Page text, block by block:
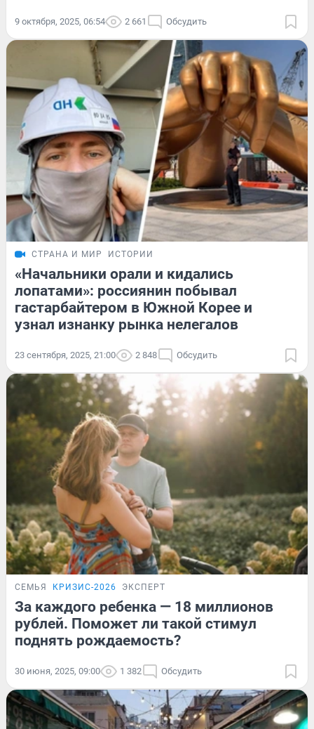
9 октября, 2025, 06:54 2 661 Обсудить
СТРАНА И МИР ИСТОРИИ
«Начальники орали и кидались
лопатами»: россиянин побывал
гастарбайтером в Южной Корее и
узнал изнанку рынка нелегалов
23 сентября, 2025, 21:00 2 848 Обсудить
СЕМЬЯ КРИЗИС-2026 ЭКСПЕРТ
За каждого ребенка — 18 миллионов
рублей. Поможет ли такой стимул
поднять рождаемость?
30 июня, 2025, 09:00 1 382 Обсудить